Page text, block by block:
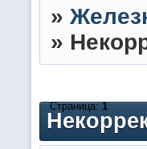
»
»
Страница:1